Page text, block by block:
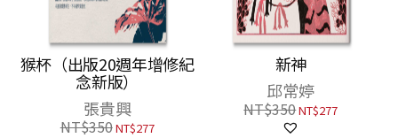
猴杯（出版20週年增修紀
念新版）
張貴興
NT$350NT$277
新神
邱常婷
NT$350NT$277